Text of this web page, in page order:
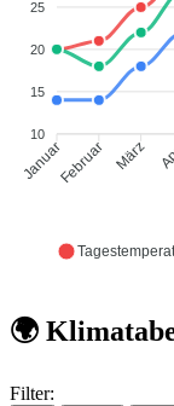
25
20
15
10
JanuarFebruar März
🌍
Filter: